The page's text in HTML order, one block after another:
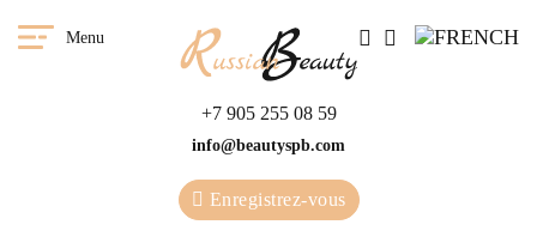
Menu
+7 905 255 08 59
info@beautyspb.com
Enregistrez-vous